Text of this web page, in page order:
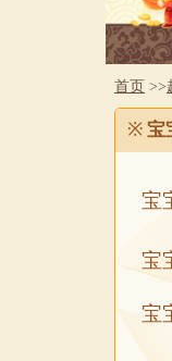
首页 >>
※ 宝
宝
宝
宝